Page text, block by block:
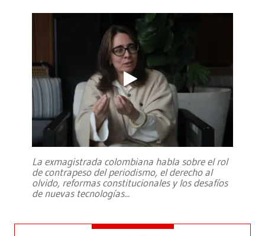
La exmagistrada colombiana habla sobre el rol
de contrapeso del periodismo, el derecho al
olvido, reformas constitucionales y los desafíos
de nuevas tecnologías...